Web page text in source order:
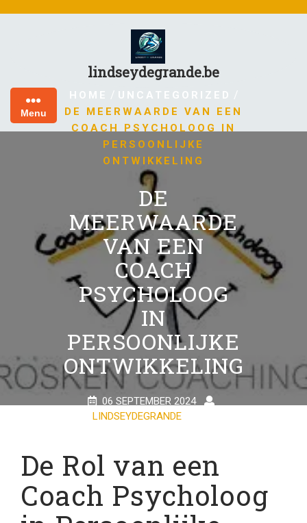
lindseydegrande.be
Menu
HOME / UNCATEGORIZED /
DE MEERWAARDE VAN EEN
COACH PSYCHOLOOG IN
PERSOONLIJKE
ONTWIKKELING
DE
MEERWAARDE
VAN EEN
COACH
PSYCHOLOOG
IN
PERSOONLIJKE
ONTWIKKELING
06 SEPTEMBER 2024
LINDSEYDEGRANDE
De Rol van een
Coach Psycholoog